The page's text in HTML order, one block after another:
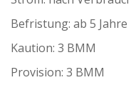
Befristung: ab 5 Jahre
Kaution: 3 BMM
Provision: 3 BMM